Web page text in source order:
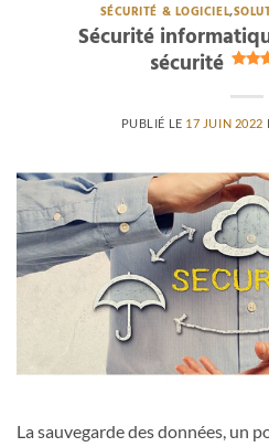
SÉCURITÉ & LOGICIEL,
Sécurité
sécurité
PUBLIÉ LE 17 JUIN 2022
La sauvegarde des données, un